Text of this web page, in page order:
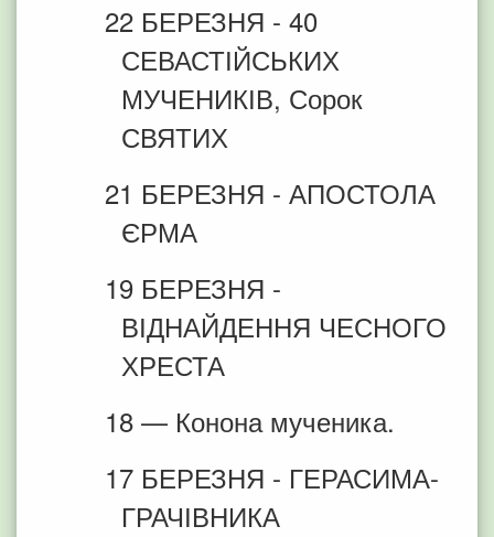
22 БЕРЕЗНЯ - 40
СЕВАСТІЙСЬКИХ
МУЧЕНИКІВ, Сорок
СВЯТИХ
21 БЕРЕЗНЯ - АПОСТОЛА
ЄРМА
19 БЕРЕЗНЯ -
ВІДНАЙДЕННЯ ЧЕСНОГО
ХРЕСТА
18 — Конона мученика.
17 БЕРЕЗНЯ - ГЕРАСИМА-
ГРАЧІВНИКА